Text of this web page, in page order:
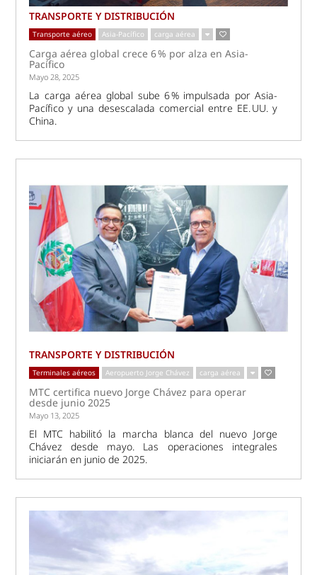
TRANSPORTE Y DISTRIBUCIÓN
Transporte aéreo Asia-Pacífico carga aérea
Carga aérea global crece 6 % por alza en Asia-
Pacífico
Mayo 28, 2025
La carga aérea global sube 6 % impulsada por Asia-
Pacífico y una desescalada comercial entre EE. UU. y
China.
TRANSPORTE Y DISTRIBUCIÓN
Terminales aéreos Aeropuerto Jorge Chávez carga aérea
MTC certifica nuevo Jorge Chávez para operar
desde junio 2025
Mayo 13, 2025
El MTC habilitó la marcha blanca del nuevo Jorge
Chávez desde mayo. Las operaciones integrales
iniciarán en junio de 2025.